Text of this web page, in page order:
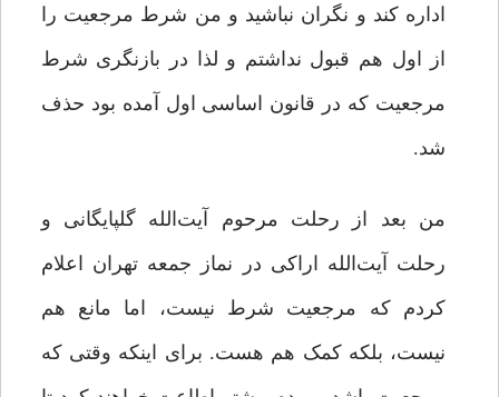
اداره کند و نگران نباشید و من شرط مرجعیت را
از اول هم قبول نداشتم و لذا در بازنگری شرط
مرجعیت که در قانون اساسی اول آمده بود حذف
شد.
من بعد از رحلت مرحوم آیت‌الله گلپایگانی و
رحلت آیت‌الله اراکی در نماز جمعه تهران اعلام
کردم که مرجعیت شرط نیست، اما مانع هم
نیست، بلکه کمک هم هست. برای اینکه وقتی که